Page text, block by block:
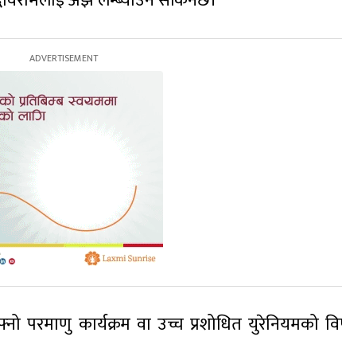
परमाणु कार्यक्रम वा उच्च प्रशोधित युरेनियमको